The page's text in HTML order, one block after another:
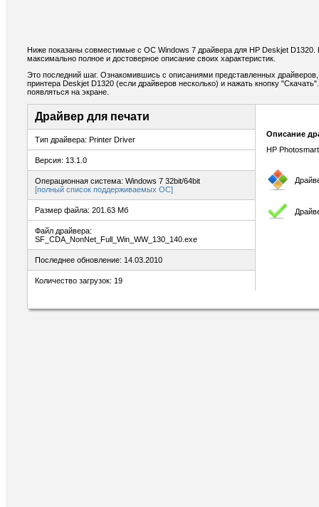
Ниже показаны совместимые с ОС Windows 7 драйвера для HP Deskjet
максимально полное и достоверное описание своих характеристик.
Это последний шаг. Ознакомившись с описаниями представленных
принтера Deskjet D1320 (если драйверов несколько) и нажать кнопку
появляться на экране.
Драйвер для печати
Тип драйвера: Printer Driver
Версия: 13.1.0
Операционная система: Windows 7 32bit/64bit
[полный список поддерживаемых ОС]
Размер файла: 201.63 Мб
Файл драйвера:
SF_CDA_NonNet_Full_Win_WW_130_140.exe
Последнее обновление: 14.03.2010
Количество загрузок: 19
Описание
HP